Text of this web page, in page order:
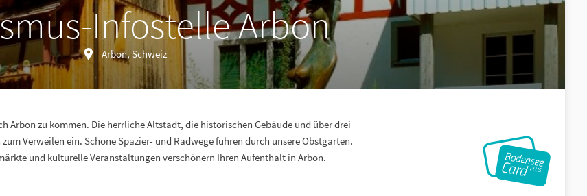
Infostelle Arbon
Arbon, Schweiz
Arbon zu kommen. Die herrliche Altstadt, die historischen Gebäude und über drei
Verweilen ein. Schöne Spazier- und Radwege führen durch unsere Obstgärten.
und kulturelle Veranstaltungen verschönern Ihren Aufenthalt in Arbon.